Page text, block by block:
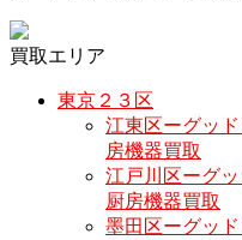
買取エリア
東京２３区
江東区ーグッ
房機器買取
江戸川区ーグ
厨房機器買取
墨田区ーグッ